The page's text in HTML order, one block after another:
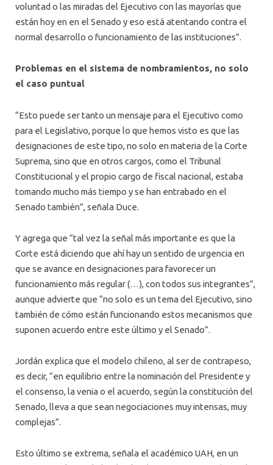
voluntad o las miradas del Ejecutivo con las mayorías que
están hoy en en el Senado y eso está atentando contra el
normal desarrollo o funcionamiento de las instituciones”.
Problemas en el sistema de nombramientos, no solo
el caso puntual
“Esto puede ser tanto un mensaje para el Ejecutivo como
para el Legislativo, porque lo que hemos visto es que las
designaciones de este tipo, no solo en materia de la Corte
Suprema, sino que en otros cargos, como el Tribunal
Constitucional y el propio cargo de fiscal nacional, estaba
tomando mucho más tiempo y se han entrabado en el
Senado también”, señala Duce.
Y agrega que “tal vez la señal más importante es que la
Corte está diciendo que ahí hay un sentido de urgencia en
que se avance en designaciones para favorecer un
funcionamiento más regular (…), con todos sus integrantes”,
aunque advierte que “no solo es un tema del Ejecutivo, sino
también de cómo están funcionando estos mecanismos que
suponen acuerdo entre este último y el Senado”.
Jordán explica que el modelo chileno, al ser de contrapeso,
es decir, “en equilibrio entre la nominación del Presidente y
el consenso, la venia o el acuerdo, según la constitución del
Senado, lleva a que sean negociaciones muy intensas, muy
complejas”.
Esto último se extrema, señala el académico UAH, en un